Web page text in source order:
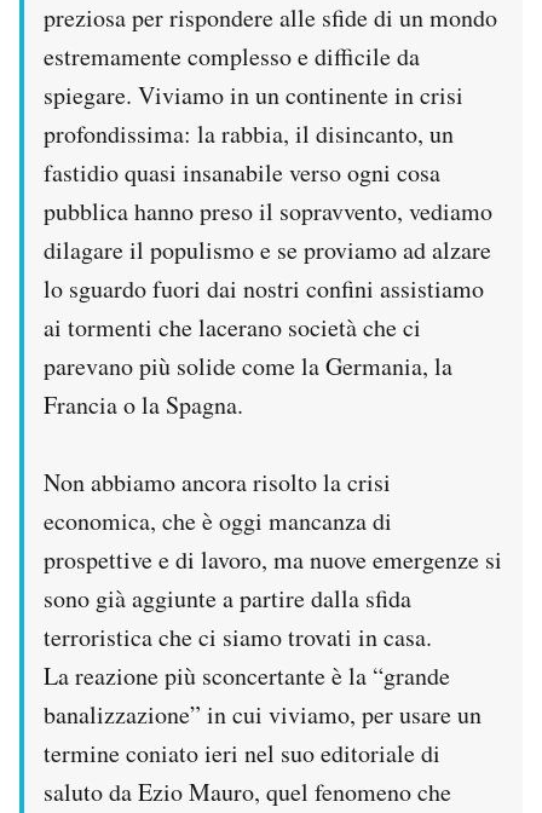
preziosa per rispondere alle sfide di un mondo
estremamente complesso e difficile da
spiegare. Viviamo in un continente in crisi
profondissima: la rabbia, il disincanto, un
fastidio quasi insanabile verso ogni cosa
pubblica hanno preso il sopravvento, vediamo
dilagare il populismo e se proviamo ad alzare
lo sguardo fuori dai nostri confini assistiamo
ai tormenti che lacerano società che ci
parevano più solide come la Germania, la
Francia o la Spagna.
Non abbiamo ancora risolto la crisi
economica, che è oggi mancanza di
prospettive e di lavoro, ma nuove emergenze si
sono già aggiunte a partire dalla sfida
terroristica che ci siamo trovati in casa.
La reazione più sconcertante è la “grande
banalizzazione” in cui viviamo, per usare un
termine coniato ieri nel suo editoriale di
saluto da Ezio Mauro, quel fenomeno che